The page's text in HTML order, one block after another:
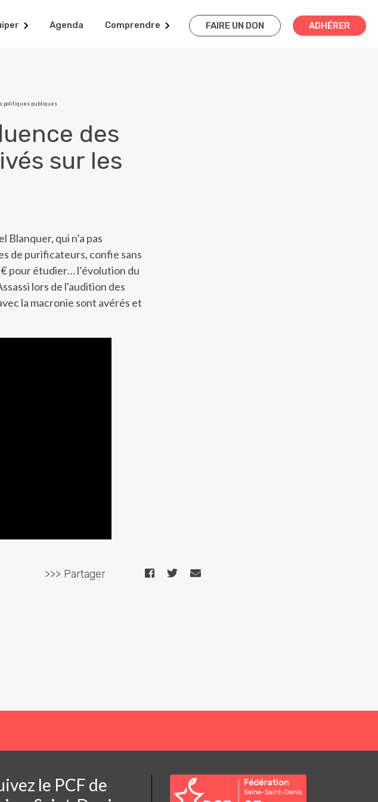
FAIRE UN DON ADHÉRER
Agenda Comprendre
politiques publiques
des
sur les
Blanquer, qui n’a pas
de purificateurs, confie sans
pour étudier… l’évolution du
lors de l'audition des
la macronie sont avérés et
>>> Partager
le PCF de